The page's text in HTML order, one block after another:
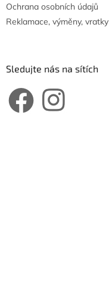
Ochrana osobních údajů
Reklamace, výměny, vratky
Sledujte nás na sítích